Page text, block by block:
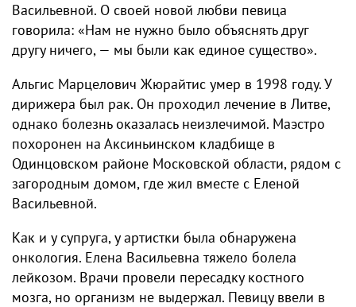
Васильевной. О своей новой любви певица
говорила: «Нам не нужно было объяснять друг
другу ничего, — мы были как единое существо».
Альгис Марцелович Жюрайтис умер в 1998 году. У
дирижера был рак. Он проходил лечение в Литве,
однако болезнь оказалась неизлечимой. Маэстро
похоронен на Аксиньинском кладбище в
Одинцовском районе Московской области, рядом с
загородным домом, где жил вместе с Еленой
Васильевной.
Как и у супруга, у артистки была обнаружена
онкология. Елена Васильевна тяжело болела
лейкозом. Врачи провели пересадку костного
мозга, но организм не выдержал. Певицу ввели в